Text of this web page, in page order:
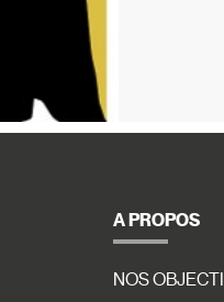
A PROPOS
NOS